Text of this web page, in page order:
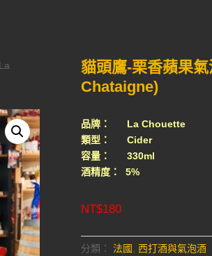
貓頭鷹-栗香蘋果
Chataigne)
品牌： La Chouette
類型： Cider
容量： 330ml
酒精度： 5%
NT$180
分類： 法國, 西打酒與氣泡酒